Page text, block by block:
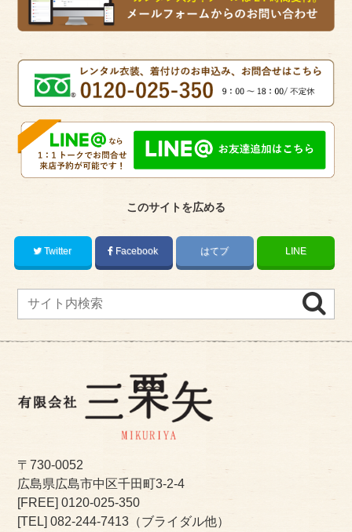
このサイトを広める
Twitter Facebook はてブ LINE
〒730-0052
広島県広島市中区千田町3-2-4
[FREE]0120-025-350
[TEL] 082-244-7413 （ブライダル他）